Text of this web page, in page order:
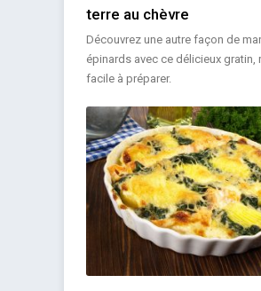
terre au chèvre
Découvrez une autre façon de
épinards avec ce délicieux gratin,
facile à préparer.